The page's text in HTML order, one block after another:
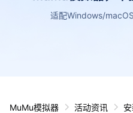
适配Windows/
MuMu模拟器 活动资讯